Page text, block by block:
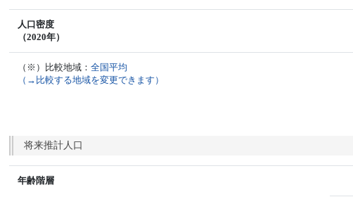
人口密度
（2020年）
（※）比較地域：全国平均
（→比較する地域を変更できます）
将来推計人口
年齢階層